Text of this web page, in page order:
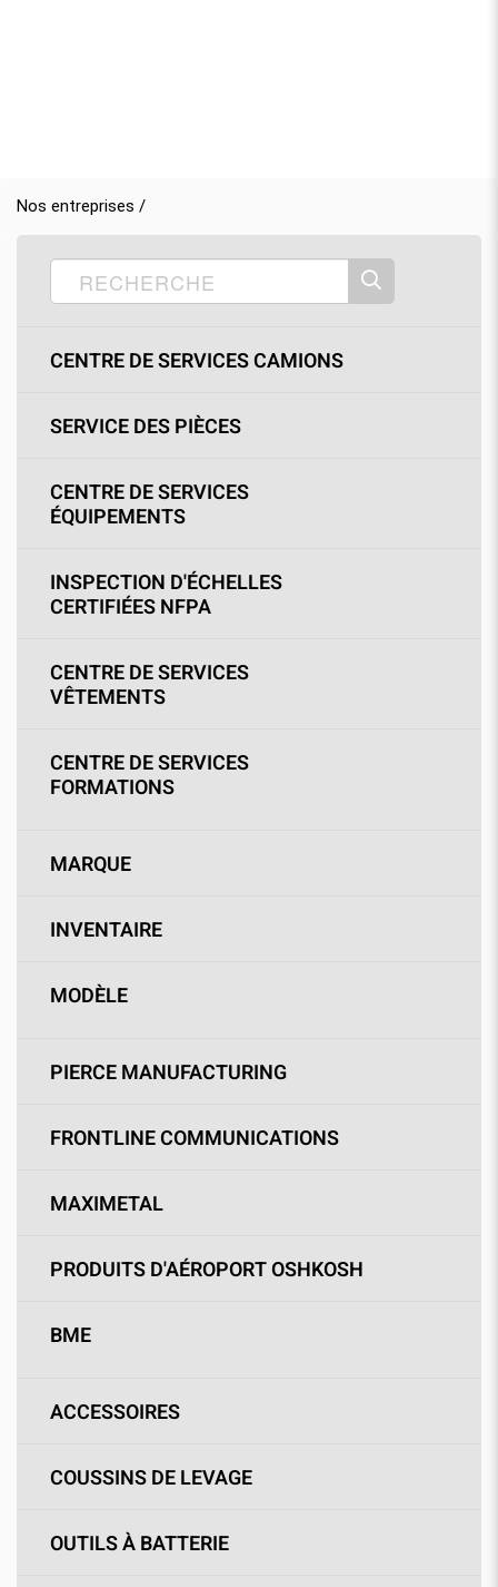
Nos entreprises /
CENTRE DE SERVICES CAMIONS
SERVICE DES PIÈCES
CENTRE DE SERVICES
ÉQUIPEMENTS
INSPECTION D'ÉCHELLES
CERTIFIÉES NFPA
CENTRE DE SERVICES
VÊTEMENTS
CENTRE DE SERVICES
FORMATIONS
MARQUE
INVENTAIRE
MODÈLE
PIERCE MANUFACTURING
FRONTLINE COMMUNICATIONS
MAXIMETAL
PRODUITS D'AÉROPORT OSHKOSH
BME
ACCESSOIRES
COUSSINS DE LEVAGE
OUTILS À BATTERIE